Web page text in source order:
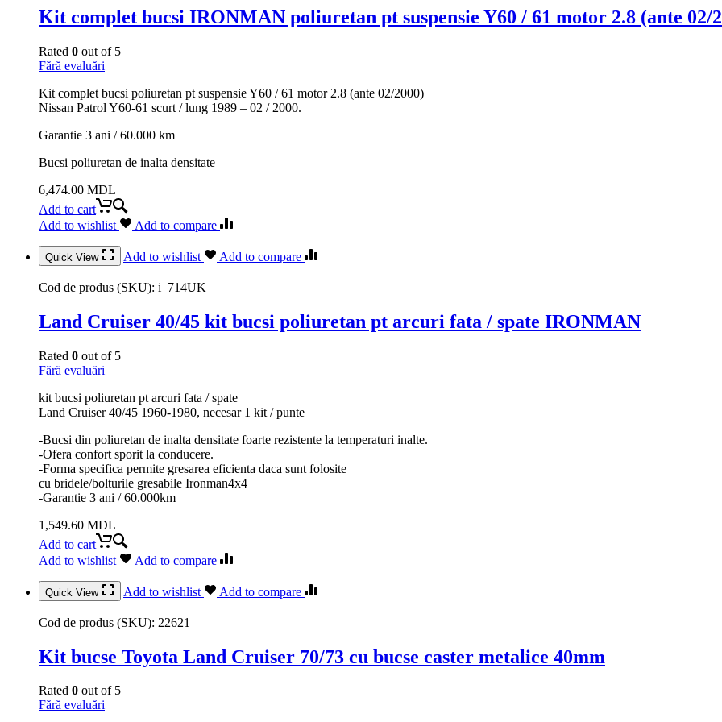
Kit complet bucsi IRONMAN poliuretan pt suspensie Y60 / 61 motor 2.8 (ante 02/
Rated 0 out of 5
Fără evaluări
Kit complet bucsi poliuretan pt suspensie Y60 / 61 motor 2.8 (ante 02/2000)
Nissan Patrol Y60-61 scurt / lung 1989 – 02 / 2000.
Garantie 3 ani / 60.000 km
Bucsi poliuretan de inalta densitate
6,474.00 MDL
Add to cart
Add to wishlist
Add to compare
Quick View Add to wishlist Add to compare
Cod de produs (SKU): i_714UK
Land Cruiser 40/45 kit bucsi poliuretan pt arcuri fata / spate IRONMAN
Rated 0 out of 5
Fără evaluări
kit bucsi poliuretan pt arcuri fata / spate
Land Cruiser 40/45 1960-1980, necesar 1 kit / punte
-Bucsi din poliuretan de inalta densitate foarte rezistente la temperaturi inalte.
-Ofera confort sporit la conducere.
-Forma specifica permite gresarea eficienta daca sunt folosite
cu bridele/bolturile gresabile Ironman4x4
-Garantie 3 ani / 60.000km
1,549.60 MDL
Add to cart
Add to wishlist
Add to compare
Quick View Add to wishlist Add to compare
Cod de produs (SKU): 22621
Kit bucse Toyota Land Cruiser 70/73 cu bucse caster metalice 40mm
Rated 0 out of 5
Fără evaluări